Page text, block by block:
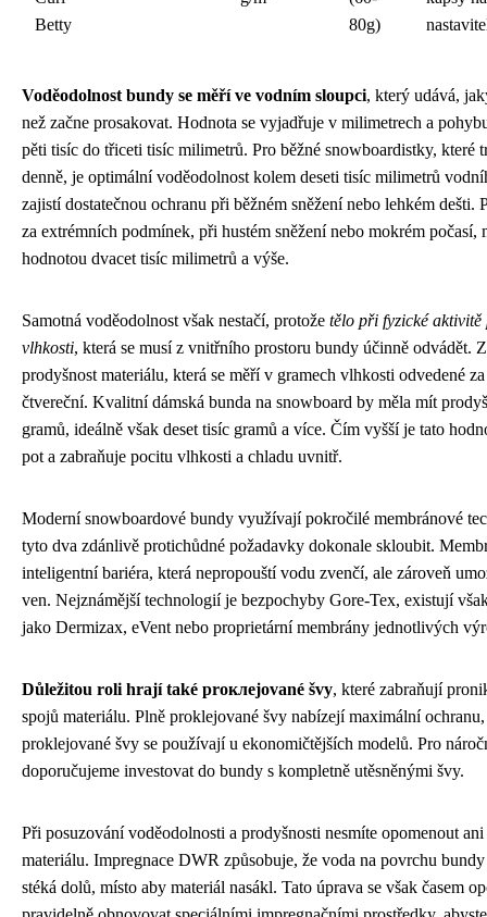
Betty
80g)
Voděodolnost bundy se měří ve vodním sloupci, který udává,
než začne prosakovat. Hodnota se vyjadřuje v milimetrech a
pěti tisíc do třiceti tisíc milimetrů. Pro běžné snowboardistky, které
denně, je optimální voděodolnost kolem deseti tisíc milimetrů
zajistí dostatečnou ochranu při běžném sněžení nebo lehkém dešti.
za extrémních podmínek, při hustém sněžení nebo mokrém počasí,
hodnotou dvacet tisíc milimetrů a výše.
Samotná voděodolnost však nestačí, protože tělo při fyzické aktivitě
vlhkosti, která se musí z vnitřního prostoru bundy účinně odvádět.
prodyšnost materiálu, která se měří v gramech vlhkosti odvedené
čtvereční. Kvalitní dámská bunda na snowboard by měla mít
gramů, ideálně však deset tisíc gramů a více. Čím vyšší je tato
pot a zabraňuje pocitu vlhkosti a chladu uvnitř.
Moderní snowboardové bundy využívají pokročilé membránové
tyto dva zdánlivě protichůdné požadavky dokonale skloubit.
inteligentní bariéra, která nepropouští vodu zvenčí, ale zároveň
ven. Nejznámější technologií je bezpochyby Gore-Tex, existují
jako Dermizax, eVent nebo proprietární membrány jednotlivých
Důležitou roli hrají také proклejované švy, které zabraňují
spojů materiálu. Plně proklеjované švy nabízejí maximální ochranu,
proklejované švy se používají u ekonomičtějších modelů. Pro
doporučujeme investovat do bundy s kompletně utěsněnými švy.
Při posuzování voděodolnosti a prodyšnosti nesmíte opomenout
materiálu. Impregnace DWR způsobuje, že voda na povrchu
stéká dolů, místo aby materiál nasákl. Tato úprava se však časem